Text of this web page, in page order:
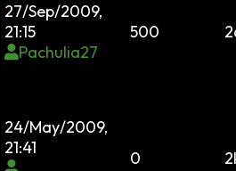
27/Sep/2009,
21:15
Pachulia27
500
24/May/2009,
21:41
0